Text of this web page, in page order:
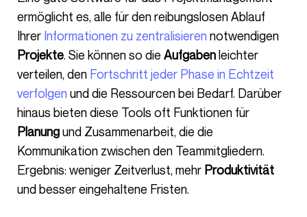
ermöglicht es, alle für den reibungslosen Ablauf
Ihrer Informationen zu zentralisieren notwendigen
Projekte. Sie können so die Aufgabenleichter
verteilen, den Fortschritt jeder Phase in Echtzeit
verfolgen und die Ressourcen bei Bedarf. Darüber
hinaus bieten diese Tools oft Funktionen für
Planungund Zusammenarbeit, die die
Kommunikation zwischen den Teammitgliedern.
Ergebnis: weniger Zeitverlust, mehr Produktivität
und besser eingehaltene Fristen.